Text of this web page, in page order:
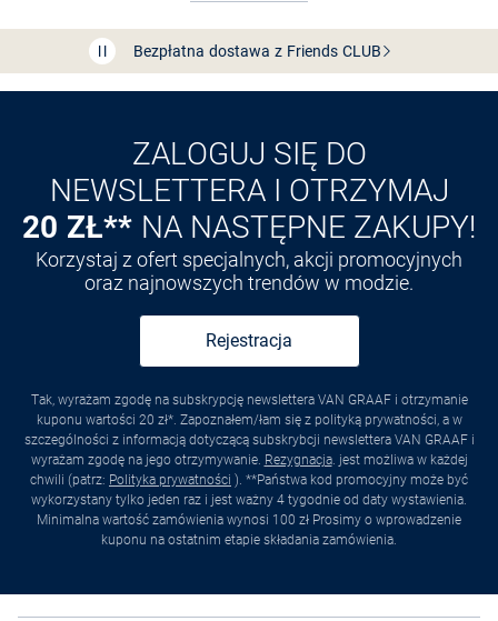
Bezpłatna dostawa z FriendsCLUB
Przedłużenie czasu zwrotu towaru: 60 dni
ZALOGUJ SIĘ DO
NEWSLETTERA I OTRZYMAJ
20 ZŁ** NA NASTĘPNE ZAKUPY!
Korzystaj z ofert specjalnych, akcji promocyjnych
oraz najnowszych trendów w modzie.
Rejestracja
Tak, wyrażam zgodę na subskrypcję newslettera VAN GRAAF i otrzymanie
kuponu wartości 20 zł*. Zapoznałem/łam się z polityką prywatności, a w
szczególności z informacją dotyczącą subskrybcji newslettera VAN GRAAF i
wyrażam zgodę na jego otrzymywanie. Rezygnacja. jest możliwa w każdej
chwili (patrz: Polityka prywatności ). **Państwa kod promocyjny może być
wykorzystany tylko jeden raz i jest ważny 4 tygodnie od daty wystawienia.
Minimalna wartość zamówienia wynosi 100 zł Prosimy o wprowadzenie
kuponu na ostatnim etapie składania zamówienia.